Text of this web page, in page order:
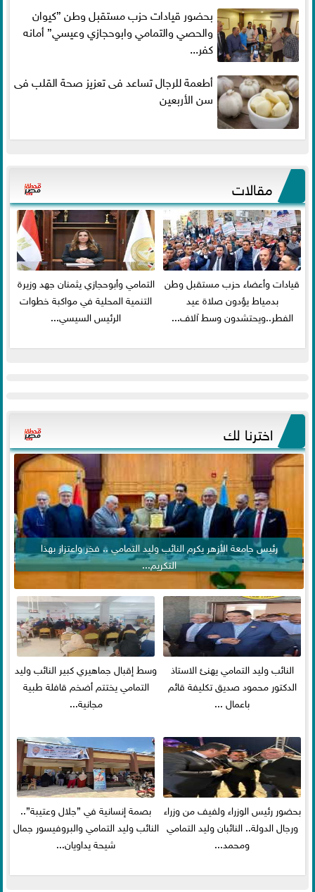
بحضور قيادات حزب مستقبل وطن ”كيوان
والحصي والتمامي وابوحجازي وعيسي” أمانه
كفر...
أطعمة للرجال تساعد فى تعزيز صحة القلب فى
سن الأربعين
مقالات
قيادات وأعضاء حزب مستقبل وطن
بدمياط يؤدون صلاة عيد
الفطر..ويحتشدون وسط آلاف...
التمامي وأبوحجازي يثمنان جهد وزيرة
التنمية المحلية في مواكبة خطوات
الرئيس السيسي...
اخترنا لك
رئيس جامعة الأزهر يكرم النائب وليد التمامي .. فخر واعتزاز بهذا
التكريم...
النائب وليد التمامي يهنئ الاستاذ
الدكتور محمود صديق تكليفة قائم
باعمال ...
وسط إقبال جماهيري كبير النائب وليد
التمامي يختتم أضخم قافلة طبية
مجانية...
بحضور رئيس الوزراء ولفيف من وزراء
ورجال الدولة.. النائبان وليد التمامي
ومحمد...
بصمة إنسانية في ”جلال وعتيبة”..
النائب وليد التمامي والبروفيسور جمال
شيحة يداويان...